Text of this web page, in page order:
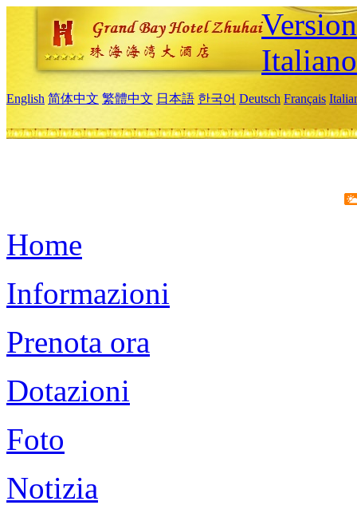
Italiano
English 简体中文 繁體中文 日本語 한국어 Deutsch Français
Home
Informazioni
Prenota ora
Dotazioni
Foto
Notizia